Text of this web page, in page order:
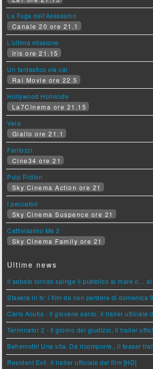
La Fuga dell'Assassino
Canale 20 ore 21.1
L'ultima missione
Iris ore 21.15
Un fantastico via vai
Rai Movie ore 22.5
Hollywood Homicide
La7Cinema ore 21.15
Vera
Giallo ore 21.1
Fantozzi
Cine34 ore 21
Pulp Fiction
Sky Cinema Action ore 21
I peccatori
Sky Cinema Suspence ore 21
Cattivissimo Me 2
Sky Cinema Family ore 21
Ultime news
Il sabato torrido spinge il pubblico al mare o… al
Stasera in tv: i film da non perdere di domenica
Carlo Acutis - Il giovane santo, il trailer ufficiale
Terminator 2 - Il giorno del giudizio, il trailer
Behemoth! Una vita. Da ricomporre., il teaser
Resident Evil, il trailer ufficiale del film [HD]